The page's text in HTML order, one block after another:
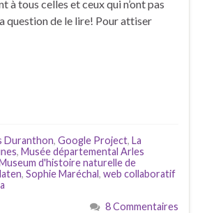
à tous celles et ceux qui n’ont pas
question de le lire! Pour attiser
Duranthon, Google Project, La
, Musée départemental Arles
d'histoire naturelle de
, Sophie Maréchal, web collaboratif
8 Commentaires